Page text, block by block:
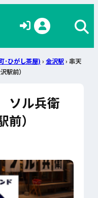
･ひがし茶屋) › 金沢駅› 串天
駅前）
ソル兵衛
）